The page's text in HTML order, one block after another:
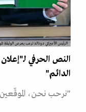
الرئيس الأميركي دونالد ترمب يعرض الوثيقة
النص الحرفي
الدائم"
"نرحب نحن، الموقّعين